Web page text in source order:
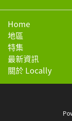
Home
地區
特集
最新資訊
關於 Locally